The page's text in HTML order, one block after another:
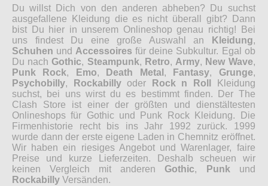
Du willst Dich von den anderen abheben? Du suchst
ausgefallene Kleidung die es nicht überall gibt? Dann
bist Du hier in unserem Onlineshop genau richtig! Bei
uns findest Du eine große Auswahl an
Kleidung,
Schuhen und Accessoires für deine Subkultur. Egal ob
Du nach Gothic, Steampunk, Retro, Army, New Wave,
Punk Rock, Emo, Death Metal , Fantasy, Grunge,
Psychobilly, Rockabillyoder Rock n Roll
Kleidung
suchst, bei uns wirst du es bestimmt finden. Der The
Clash Store ist einer der größten und dienstältesten
Onlineshops für Gothic und Punk Rock Kleidung. Die
Firmenhistorie recht bis ins Jahr 1992 zurück. 1999
wurde dann der erste eigene Laden in Chemnitz eröffnet.
Wir haben ein riesiges Angebot und Warenlager, faire
Preise und kurze Lieferzeiten. Deshalb scheuen wir
keinen Vergleich mit anderen Gothic, Punk und
Rockabilly Versänden.